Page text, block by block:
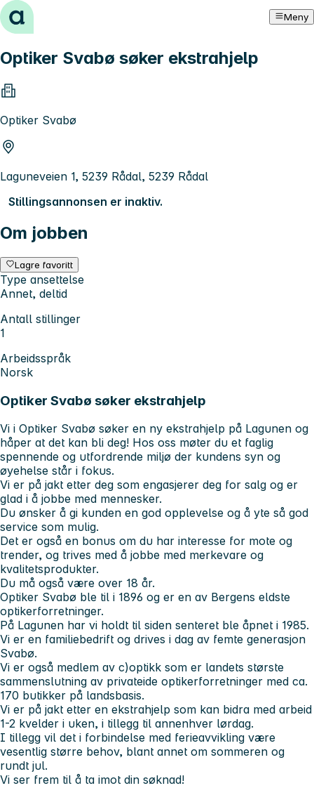
Hopp til innhold Meny
Optiker Svabø søker ekstrahjelp
Optiker Svabø
Laguneveien 1, 5239 Rådal, 5239 Rådal
Stillingsannonsen er inaktiv.
Om jobben
Lagre favoritt
Type ansettelse
Annet, deltid
Antall stillinger
1
Arbeidsspråk
Norsk
Optiker Svabø søker ekstrahjelp
Vi i Optiker Svabø søker en ny ekstrahjelp på Lagunen og
håper at det kan bli deg! Hos oss møter du et faglig
spennende og utfordrende miljø der kundens syn og
øyehelse står i fokus.
Vi er på jakt etter deg som engasjerer deg for salg og er
glad i å jobbe med mennesker.
Du ønsker å gi kunden en god opplevelse og å yte så god
service som mulig.
Det er også en bonus om du har interesse for mote og
trender, og trives med å jobbe med merkevare og
kvalitetsprodukter.
Du må også være over 18 år.
Optiker Svabø ble til i 1896 og er en av Bergens eldste
optikerforretninger.
På Lagunen har vi holdt til siden senteret ble åpnet i 1985.
Vi er en familiebedrift og drives i dag av femte generasjon
Svabø.
Vi er også medlem av c)optikk som er landets største
sammenslutning av privateide optikerforretninger med ca.
170 butikker på landsbasis.
Vi er på jakt etter en ekstrahjelp som kan bidra med arbeid
1-2 kvelder i uken, i tillegg til annenhver lørdag.
I tillegg vil det i forbindelse med ferieavvikling være
vesentlig større behov, blant annet om sommeren og
rundt jul.
Vi ser frem til å ta imot din søknad!